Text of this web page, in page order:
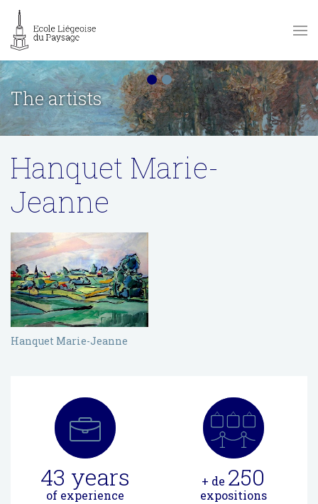
The artists
Hanquet Marie-
Jeanne
Hanquet Marie-Jeanne
43 years
of experience
+ de 250
expositions